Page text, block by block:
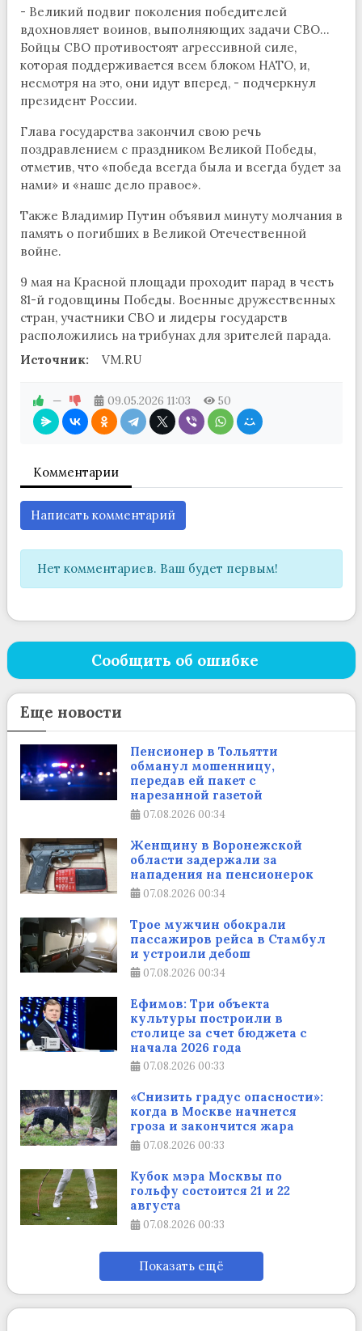
- Великий подвиг поколения победителей
вдохновляет воинов, выполняющих задачи СВО...
Бойцы СВО противостоят агрессивной силе,
которая поддерживается всем блоком НАТО, и,
несмотря на это, они идут вперед, - подчеркнул
президент России.
Глава государства закончил свою речь
поздравлением с праздником Великой Победы,
отметив, что «победа всегда была и всегда будет за
нами» и «наше дело правое».
Также Владимир Путин объявил минуту молчания в
память о погибших в Великой Отечественной
войне.
9 мая на Красной площади проходит парад в честь
81-й годовщины Победы. Военные дружественных
стран, участники СВО и лидеры государств
расположились на трибунах для зрителей парада.
Источник:
VM.RU
— 09.05.2026 11:03 50
Комментарии
Написать комментарий
Нет комментариев. Ваш будет первым!
Сообщить об ошибке
Еще новости
Пенсионер в Тольятти
обманул мошенницу,
передав ей пакет с
нарезанной газетой
07.08.2026 00:34
Женщину в Воронежской
области задержали за
нападения на пенсионерок
07.08.2026 00:34
Трое мужчин обокрали
пассажиров рейса в Стамбул
и устроили дебош
07.08.2026 00:34
Ефимов: Три объекта
культуры построили в
столице за счет бюджета с
начала 2026 года
07.08.2026 00:33
«Снизить градус опасности»:
когда в Москве начнется
гроза и закончится жара
07.08.2026 00:33
Кубок мэра Москвы по
гольфу состоится 21 и 22
августа
07.08.2026 00:33
Показать ещё